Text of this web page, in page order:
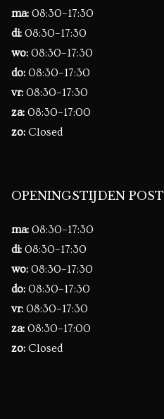
ma: 08:30–17:30
di: 08:30–17:30
wo: 08:30–17:30
do: 08:30–17:30
vr: 08:30–17:30
za: 08:30–17:00
zo: Closed
OPENINGSTIJDEN POST
ma: 08:30–17:30
di: 08:30–17:30
wo: 08:30–17:30
do: 08:30–17:30
vr: 08:30–17:30
za: 08:30–17:00
zo: Closed